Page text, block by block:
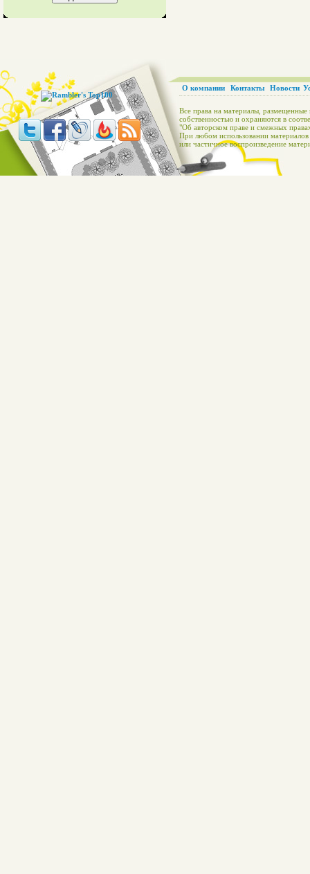
О компании Контакты Новости
Все права на материалы, размещенные
собственностью и охраняются в
"Об авторском праве и смежных
При любом использовании
или частичное воспроизведение